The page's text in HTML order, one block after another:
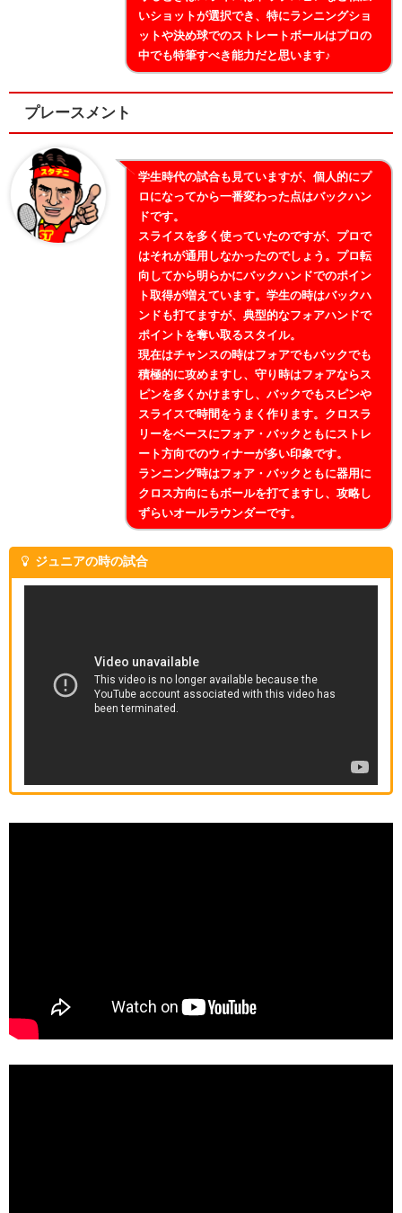
いショットが選択でき、特にランニングショ
ットや決め球でのストレートボールはプロの
中でも特筆すべき能力だと思います♪
プレースメント
学生時代の試合も見ていますが、個人的にプ
ロになってから一番変わった点はバックハン
ドです。
スライスを多く使っていたのですが、プロで
はそれが通用しなかったのでしょう。プロ転
向してから明らかにバックハンドでのポイン
ト取得が増えています。学生の時はバックハ
ンドも打てますが、典型的なフォアハンドで
ポイントを奪い取るスタイル。
現在はチャンスの時はフォアでもバックでも
積極的に攻めますし、守り時はフォアならス
ピンを多くかけますし、バックでもスピンや
スライスで時間をうまく作ります。クロスラ
リーをベースにフォア・バックともにストレ
ート方向でのウィナーが多い印象です。
ランニング時はフォア・バックともに器用に
クロス方向にもボールを打てますし、攻略し
ずらいオールラウンダーです。
ジュニアの時の試合